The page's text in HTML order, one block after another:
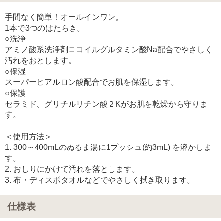
手間なく簡単！オールインワン。
1本で3つのはたらき。
○洗浄
アミノ酸系洗浄剤ココイルグルタミン酸Na配合でやさしく
汚れをおとします。
○保湿
スーパーヒアルロン酸配合でお肌を保湿します。
○保護
セラミド、グリチルリチン酸２Kがお肌を乾燥から守りま
す。
＜使用方法＞
1. 300～400mLのぬるま湯に1プッシュ(約3mL) を溶かしま
す。
2. おしりにかけて汚れを落とします。
3. 布・ディスポタオルなどでやさしく拭き取ります。
仕様表